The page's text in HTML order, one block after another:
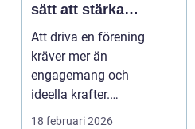
sätt att stärka
kassan utan
krångel
Att driva en förening
kräver mer än
engagemang och
ideella krafter.
Träningshallar ska
18 februari 2026